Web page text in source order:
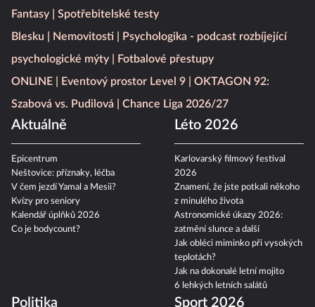
Fantasy
Spotřebitelské testy
Blesku
Nemovitosti
Psychologika - podcast rozbíjející
psychologické mýty
Fotbalové přestupy
ONLINE
Eventový prostor Level 9
OKTAGON 92:
Szabová vs. Pudilová
Chance Liga 2026/27
Aktuálně
Epicentrum
Neštovice: příznaky, léčba
V čem jezdí Yamal a Mesii?
Kvízy pro seniory
Kalendář úplňků 2026
Co je bodycount?
Léto 2026
Karlovarský filmový festival
2026
Znamení, že jste potkali někoho
z minulého života
Astronomické úkazy 2026:
zatmění slunce a další
Jak obléci miminko při vysokých
teplotách?
Jak na dokonalé letní mojito
6 lehkých letních salátů
Politika Sport 2026